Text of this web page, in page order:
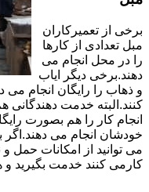
برخی از تعمیرکاران
مبل تعدادی از کارها
را در محل انجام می
دهند.برخی دیگر ایاب
و ذهاب را رایگان انجام می
کنند.البته خدمت دهندگانی
انجام کار را هم بصورت
خودشان انجام می
می توانید از امکانات حمل و
کارمی کنند خدمت بگیرید و